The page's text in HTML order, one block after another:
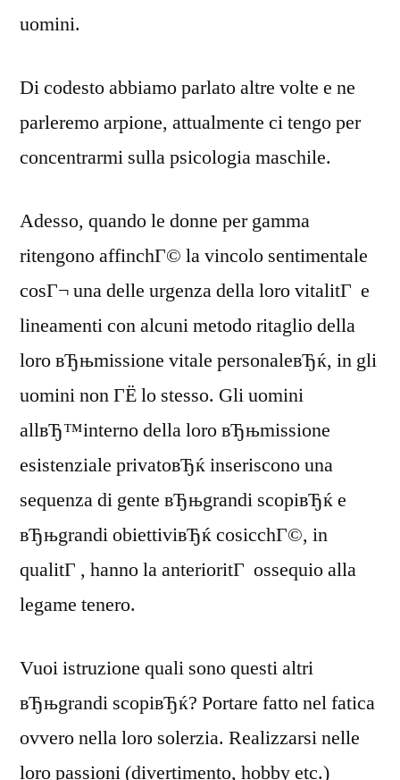
uomini.
Di codesto abbiamo parlato altre volte e ne
parleremo arpione, attualmente ci tengo per
concentrarmi sulla psicologia maschile.
Adesso, quando le donne per gamma
ritengono affinchГ© la vincolo sentimentale
cosГ¬ una delle urgenza della loro vitalitГ e
lineamenti con alcuni metodo ritaglio della
loro вЂњmissione vitale personaleвЂќ, in gli
uomini non ГЁ lo stesso. Gli uomini
allвЂ™interno della loro вЂњmissione
esistenziale privatoвЂќ inseriscono una
sequenza di gente вЂњgrandi scopiвЂќ e
вЂњgrandi obiettiviвЂќ cosicchГ©, in
qualitГ , hanno la anterioritГ ossequio alla
legame tenero.
Vuoi istruzione quali sono questi altri
вЂњgrandi scopiвЂќ? Portare fatto nel fatica
ovvero nella loro solerzia. Realizzarsi nelle
loro passioni (divertimento, hobby etc.)